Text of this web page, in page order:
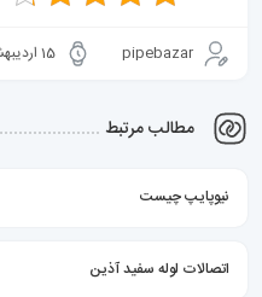
pipebazar 15 اردیبهشت 1405
مطالب مرتبط
نیوپایپ چیست
اتصالات لوله سفید آذین